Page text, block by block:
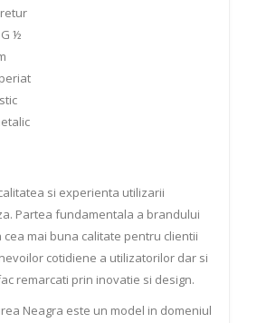
½
si experienta utilizarii
Partea fundamentala a brandului
mai buna calitate pentru clientii
cotidiene a utilizatorilor dar si
remarcati prin inovatie si design.
Neagra este un model in domeniul